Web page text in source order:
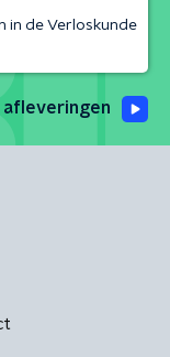
in de Verloskunde
afleveringen